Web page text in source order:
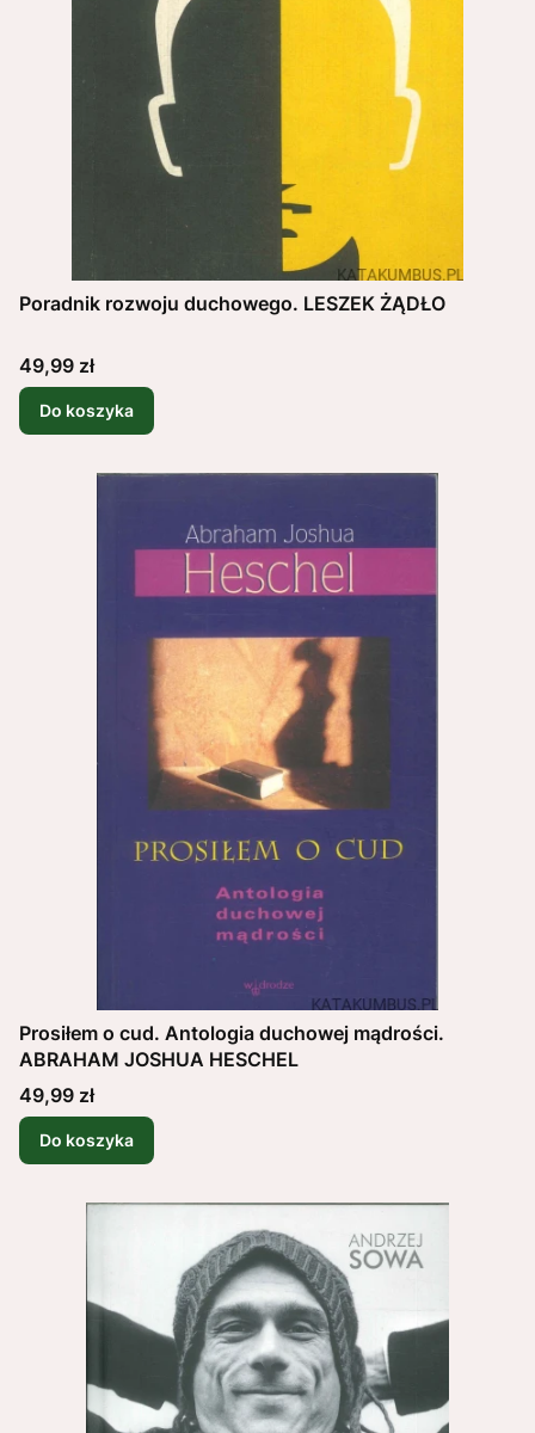
Poradnik rozwoju duchowego. LESZEK ŻĄDŁO
Cena
49,99 zł
Do koszyka
Prosiłem o cud. Antologia duchowej mądrości.
ABRAHAM JOSHUA HESCHEL
Cena
49,99 zł
Do koszyka